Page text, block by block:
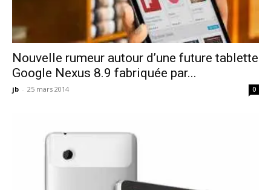
Nouvelle rumeur autour d’une future tablette
Google Nexus 8.9 fabriquée par...
jb - 25 mars 2014 0